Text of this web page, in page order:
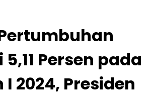
Persen pada
2024, Presiden